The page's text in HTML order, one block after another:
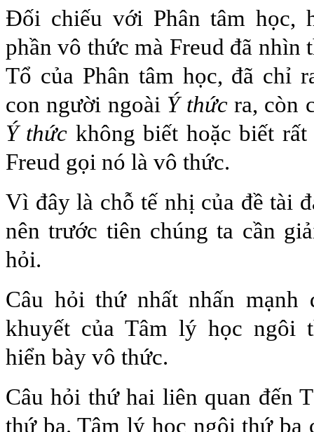
Đối chiếu với Phân tâm học,
phần vô thức mà Freud đã nhìn
Tổ của Phân tâm học, đã chỉ
con người ngoài Ý thứcra, còn
Ý thức không biết hoặc biết
Freud gọi nó là vô thức.
Vì đây là chỗ tế nhị của đề tài
nên trước tiên chúng ta cần
hỏi.
Câu hỏi thứ nhất nhấn mạnh
khuyết của Tâm lý học ngôi
hiển bày vô thức.
Câu hỏi thứ hai liên quan đến
thứ ba. Tâm lý học ngôi thứ ba